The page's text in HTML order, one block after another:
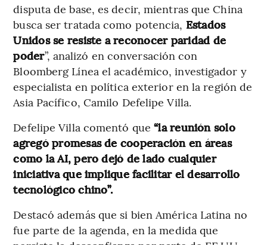
disputa de base, es decir, mientras que China
busca ser tratada como potencia, Estados
Unidos se resiste a reconocer paridad de
poder”, analizó en conversación con
Bloomberg Línea el académico, investigador y
especialista en política exterior en la región de
Asia Pacífico, Camilo Defelipe Villa.
Defelipe Villa comentó que“la reunión solo
agregó promesas de cooperación en áreas
como la AI, pero dejó de lado cualquier
iniciativa que implique facilitar el desarrollo
tecnológico chino”.
Destacó además que si bien América Latina no
fue parte de la agenda, en la medida que